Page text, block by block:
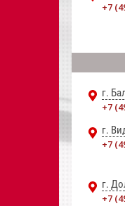
+7
г.
+7
г.
+7
г.
+7